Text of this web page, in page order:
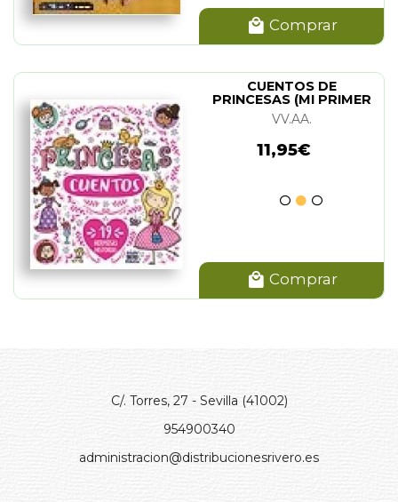
Comprar
CUENTOS DE
PRINCESAS (MI PRIMER
LIBRO DE...)
VV.AA.
11,95€
Comprar
C/. Torres, 27 - Sevilla (41002)
954900340
administracion@distribucionesrivero.es